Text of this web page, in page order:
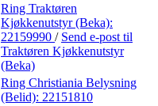
Ring Traktøren
Kjøkkenutstyr (Beka):
22159990 / Send e-post til
Traktøren Kjøkkenutstyr
(Beka)
Ring Christiania Belysning
(Belid): 22151810